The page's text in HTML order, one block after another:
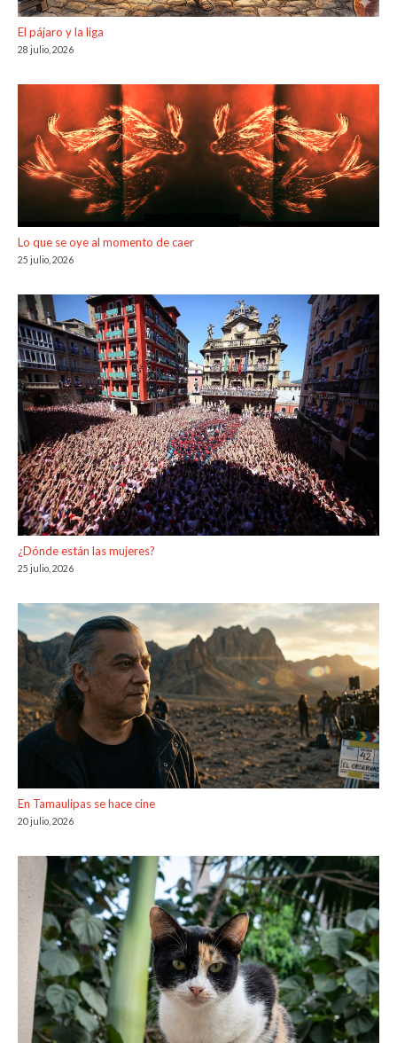
El pájaro y la liga
28 julio, 2026
Lo que se oye al momento de caer
25 julio, 2026
¿Dónde están las mujeres?
25 julio, 2026
En Tamaulipas se hace cine
20 julio, 2026